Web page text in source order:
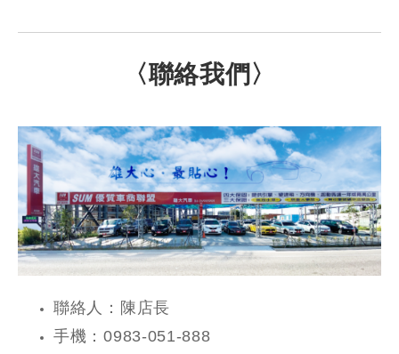
〈聯絡我們〉
聯絡人：陳店長
手機：0983-051-888